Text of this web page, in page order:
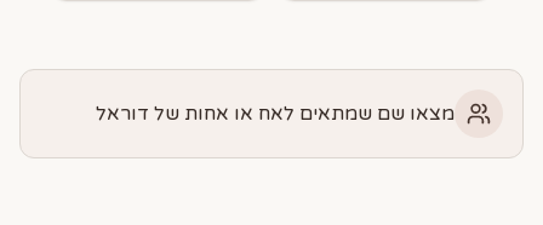
מצאו שם שמתאים לאח או אחות של דוראל